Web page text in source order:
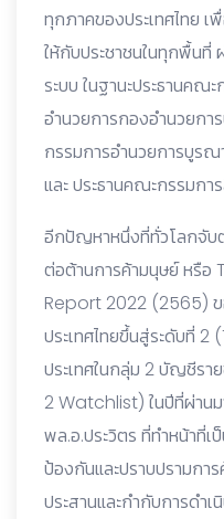
ทุกภาคของประเทศไทย
ให้กับประชาชนในทุกพื้นที่
ระบบ ในฐานะประธานคณ
อำนวยการกองอำนวยกา
กรรมการอำนวยการบูร
และ ประธานคณะกรรมก
อีกปัญหาหนึ่งที่ทั่วโลกจับต
ต่อต้านการค้ามนุษย์ หรื
Report 2022 (2565) ข
ประเทศไทยขึ้นสู่ระดับที่ 2
ประเทศในกลุ่ม 2 บัญชีรา
2 Watchlist) ในปีที่ผ่าน
พล.อ.ประวิตร ที่ทำหน้าที่เ
ป้องกันและปราบปรามกา
ประสานและกำกับการดำ